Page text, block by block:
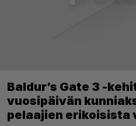
Baldur’s Gate 3 -
vuosipäivän
pelaajien erikoisista